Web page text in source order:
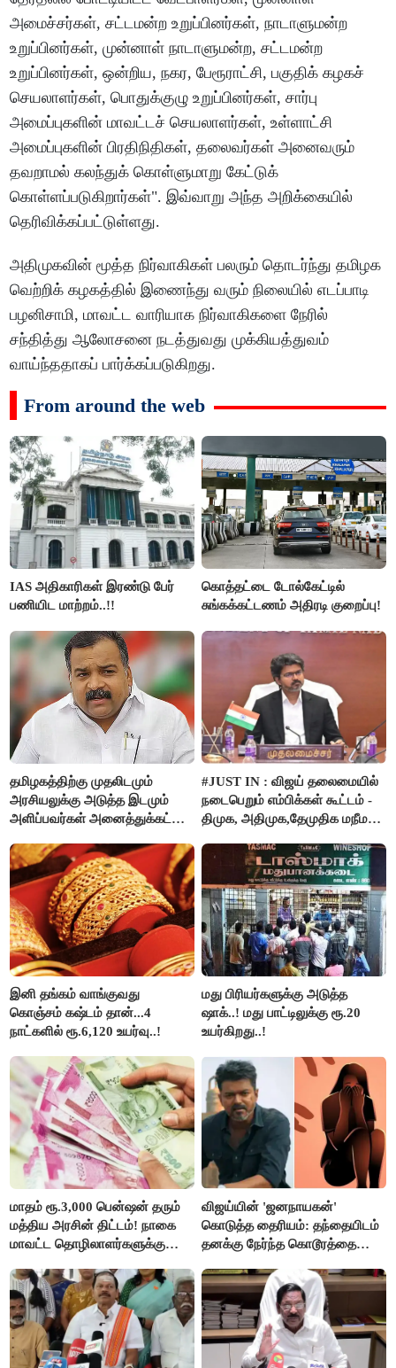
அமைச்சர்கள், சட்டமன்ற உறுப்பினர்கள், நாடாளுமன்ற
உறுப்பினர்கள், முன்னாள் நாடாளுமன்ற, சட்டமன்ற
உறுப்பினர்கள், ஒன்றிய, நகர, பேரூராட்சி, பகுதிக் கழகச்
செயலாளர்கள், பொதுக்குழு உறுப்பினர்கள், சார்பு
அமைப்புகளின் மாவட்டச் செயலாளர்கள், உள்ளாட்சி
அமைப்புகளின் பிரதிநிதிகள், தலைவர்கள் அனைவரும்
தவறாமல் கலந்துக் கொள்ளுமாறு கேட்டுக்
கொள்ளப்படுகிறார்கள்". இவ்வாறு அந்த அறிக்கையில்
தெரிவிக்கப்பட்டுள்ளது.
அதிமுகவின் மூத்த நிர்வாகிகள் பலரும் தொடர்ந்து தமிழக
வெற்றிக் கழகத்தில் இணைந்து வரும் நிலையில் எடப்பாடி
பழனிசாமி, மாவட்ட வாரியாக நிர்வாகிகளை நேரில்
சந்தித்து ஆலோசனை நடத்துவது முக்கியத்துவம்
வாய்ந்ததாகப் பார்க்கப்படுகிறது.
From around the web
IAS அதிகாரிகள் இரண்டு பேர்
பணியிட மாற்றம்..!!
கொத்தட்டை டோல்கேட்டில்
சுங்கக்கட்டணம் அதிரடி குறைப்பு!
தமிழகத்திற்கு முதலிடமும்
அரசியலுக்கு அடுத்த இடமும்
அளிப்பவர்கள் அனைத்துக்கட்சி
பங்கேற்பார்கள் - மாணிக்கம்
தாகூர்..!!
#JUST IN : விஜய் தலைமையில்
நடைபெறும் எம்பிக்கள் கூட்டம் -
திமுக, அதிமுக,தேமுதிக மநீம
இனி தங்கம் வாங்குவது
கொஞ்சம் கஷ்டம் தான்...4
நாட்களில் ரூ.6,120 உயர்வு..!
மது பிரியர்களுக்கு அடுத்த
ஷாக்..! மது பாட்டிலுக்கு ரூ.20
உயர்கிறது..!
மாதம் ரூ.3,000 பென்ஷன் தரும்
மத்திய அரசின் திட்டம்! நாகை
மாவட்ட தொழிலாளர்களுக்கு
செய்தி!
விஜய்யின் 'ஜனநாயகன்'
கொடுத்த தைரியம்: தந்தையிடம்
தனக்கு நேர்ந்த கொடூரத்தை